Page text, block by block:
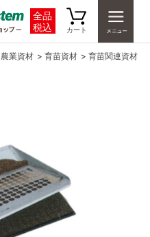
全品
税込
カート
農業資材 > 育苗資材 > 育苗関連資材